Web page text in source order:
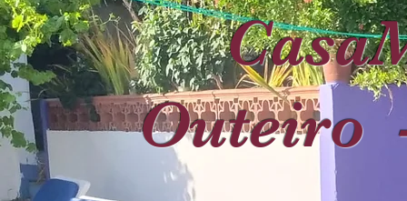
Outeiro